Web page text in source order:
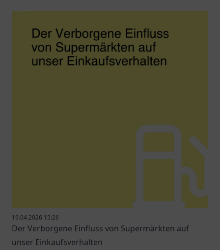
19.04.2026 15:26
Der Verborgene Einfluss von Supermärkten auf
unser Einkaufsverhalten